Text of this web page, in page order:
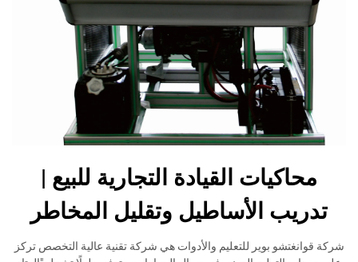
محاكيات القيادة التجارية للبيع |
تدريب الأساطيل وتقليل المخاطر
شركة قوانغتشو بوير للتعليم والأدوات هي شركة تقنية عالية التخصص تركز